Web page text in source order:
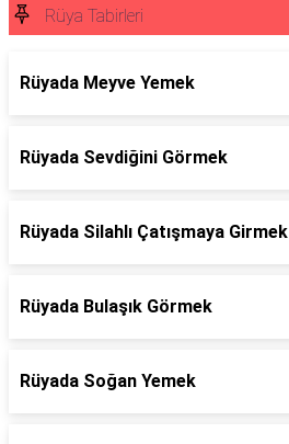
Rüya Tabirleri
Rüyada Meyve Yemek
Rüyada Sevdiğini Görmek
Rüyada Silahlı Çatışmaya Girmek
Rüyada Bulaşık Görmek
Rüyada Soğan Yemek